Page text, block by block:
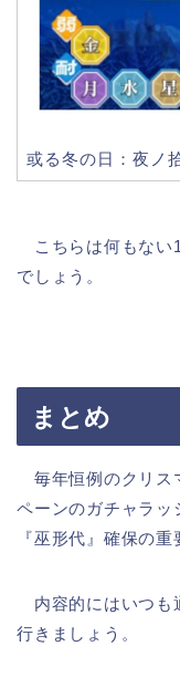
或る冬の日：夜ノ
こちらは何もない
でしょう。
まとめ
毎年恒例のクリス
ペーンのガチャラッ
『巫形代』確保の
内容的にはいつも
行きましょう。